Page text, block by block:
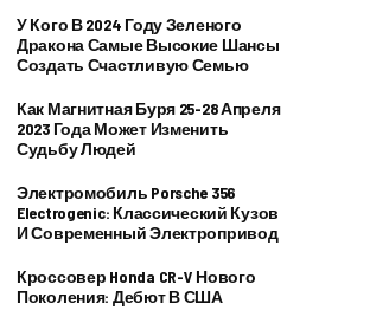
И ПОЗНАВАТЕЛЬНОЕ
На Эти
До
Года
У Кого В 2024 Году Зеленого
Дракона Самые Высокие Шансы
Создать Счастливую Семью
Как Магнитная Буря 25-28 Апреля
2023 Года Может Изменить
Судьбу Людей
Электромобиль Porsche 356
Electrogenic: Классический Кузов
И Современный Электропривод
Кроссовер Honda CR-V Нового
Поколения: Дебют В США